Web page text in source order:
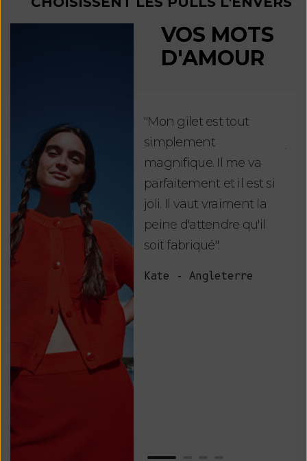
VOS MOTS
D'AMOUR
"Mon gilet est tout
simplement
magnifique. Il me va
parfaitement et il est si
joli. Il vaut vraiment la
peine d'attendre qu'il
soit fabriqué".
Kate - Angleterre